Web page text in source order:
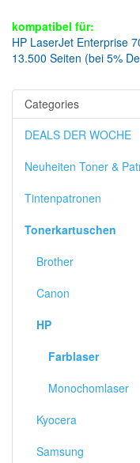
kompatibel für:
HP LaserJet Enterprise
13.500 Seiten (bei 5%
Categories
DEALS DER WOCHE
Neuheiten Toner &
Tintenpatronen
Tonerkartuschen
Brother
Canon
HP
Farblaser
Monochomlaser
Kyocera
Samsung